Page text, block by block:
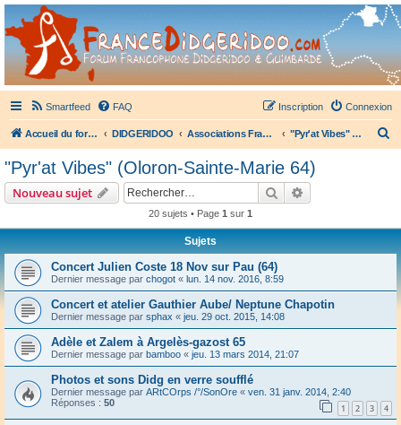
France Didgeridoo
Didgeridoo et Guimbarde sur France Didgeridoo - retrouvez la communauté.
Smartfeed FAQ Connexion
Inscription
Accueil du forum DIDGERIDOO Associations Françaises de Didgeridoo "Pyr'at Vibes" (Oloron-Sainte-Marie 64)
r
"Pyr'at Vibes" (Oloron-Sainte-Marie 64)
Nouveau sujet Rechercher
20 sujets • Page 1 sur 1
Sujets
Concert Julien Coste 18 Nov sur Pau (64)
Dernier message par chogot « lun. 14 nov. 2016, 8:59
Concert et atelier Gauthier Aube/ Neptune Chapotin
Dernier message par sphax « jeu. 29 oct. 2015, 14:08
Adèle et Zalem à Argelès-gazost 65
Dernier message par bamboo « jeu. 13 mars 2014, 21:07
Photos et sons Didg en verre soufflé
Dernier message par ARtCOrps /°/SonOre « ven. 31 janv. 2014, 2:40
Réponses : 50 1 2 3 4